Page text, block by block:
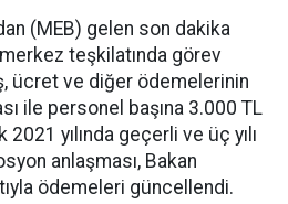
(MEB) gelen son dakika
teşkilatında görev
ücret ve diğer ödemelerinin
ile personel başına 3.000 TL
yılında geçerli ve üç yılı
anlaşması, Bakan
ödemeleri güncellendi.